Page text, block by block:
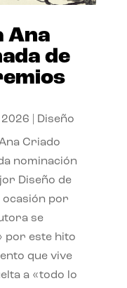
Ana
de
Diseño
Criado
nominación
Diseño de
ocasión por
se
por este hito
que vive
a «todo lo